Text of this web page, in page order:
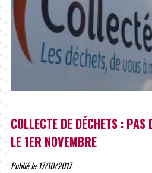
COLLECTE DE DÉCHETS : PAS
LE 1ER NOVEMBRE
Publié le 17/10/2017